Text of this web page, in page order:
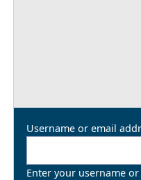
Username or email
Enter your username